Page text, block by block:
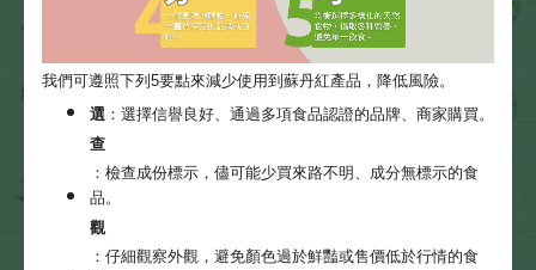
我們可遵照下列5要點來減少使用到蘇丹紅產品，降低風險。
選 ：選擇信譽良好、通過多項食品認證的品牌、商家購買。
查
：檢查成份標示，儘可能少買來路不明、成分無標示的食
品。
觀
：仔細觀察外觀，避免顏色過於鮮豔或售價低於行情的食